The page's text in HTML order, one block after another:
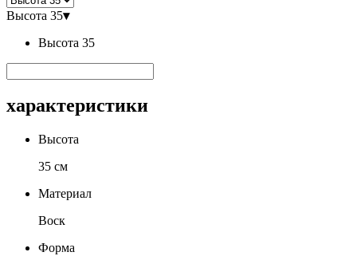
Высота 35▾
Высота 35
характеристики
Высота
35 см
Материал
Воск
Форма